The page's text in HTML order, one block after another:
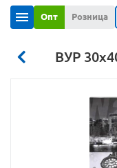
Опт Розница
ВУР